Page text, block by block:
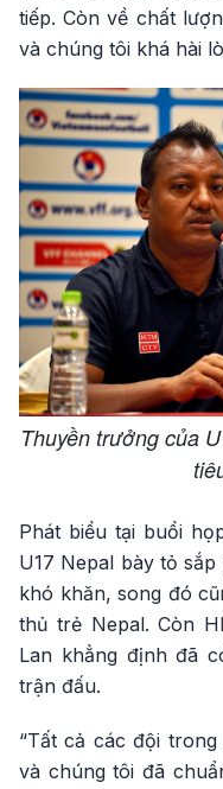
tiếp. Còn về chất
và chúng tôi khá hài
Thuyền trưởng của
Phát biểu tại buổi
U17 Nepal bày tỏ
khó khăn, song đó
thủ trẻ Nepal. Còn
Lan khẳng định đã
trận đấu.
“Tất cả các đội
và chúng tôi đã